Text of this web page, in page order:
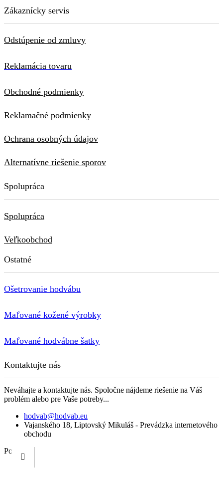
Zákaznícky servis
Odstúpenie od zmluvy
Reklamácia tovaru
Obchodné podmienky
Reklamačné podmienky
Ochrana osobných údajov
Alternatívne riešenie sporov
Spolupráca
Spolupráca
Veľkoobchod
Ostatné
Ošetrovanie hodvábu
Maľované kožené výrobky
Maľované hodvábne šatky
Kontaktujte nás
Neváhajte a kontaktujte nás. Spoločne nájdeme riešenie na Váš
problém alebo pre Vaše potreby...
hodvab@hodvab.eu
Vajanského 18, Liptovský Mikuláš - Prevádzka internetového
obchodu
Pondelok - Piatok 8:00 - 15:00